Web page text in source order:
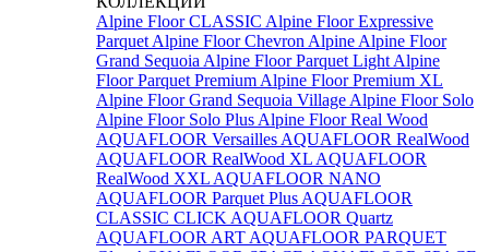
Alpine Floor CLASSIC Alpine Floor Expressive
Parquet Alpine Floor Chevron Alpine Alpine Floor
Grand Sequoia Alpine Floor Parquet Light Alpine
Floor Parquet Premium Alpine Floor Premium XL
Alpine Floor Grand Sequoia Village Alpine Floor Solo
Alpine Floor Solo Plus Alpine Floor Real Wood
AQUAFLOOR Versailles AQUAFLOOR RealWood
AQUAFLOOR RealWood XL AQUAFLOOR
RealWood XXL AQUAFLOOR NANO
AQUAFLOOR Parquet Plus AQUAFLOOR
CLASSIC CLICK AQUAFLOOR Quartz
AQUAFLOOR ART AQUAFLOOR PARQUET